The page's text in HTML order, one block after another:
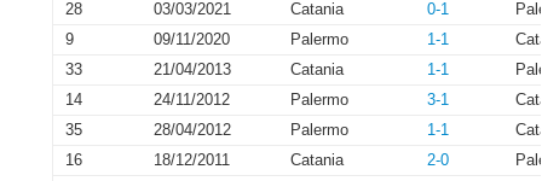
28
03/03/2021 Catania 0-1
9
09/11/2020 Palermo 1-1
33
21/04/2013 Catania 1-1
14
24/11/2012 Palermo 3-1
35
28/04/2012 Palermo 1-1
16
18/12/2011 Catania 2-0